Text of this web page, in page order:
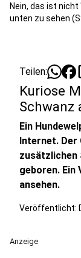
Nein, das ist nicht
unten zu sehen
Teilen:
Kuriose
Schwanz
Ein
Internet. Der
zusätzlichen
geboren. Ein
ansehen.
Veröffentlicht:
Anzeige